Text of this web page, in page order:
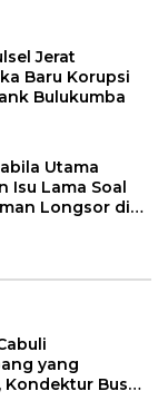
Jerat
Baru Korupsi
Bulukumba
Utama
Isu Lama Soal
Longsor di
yang
Kondektur Bus